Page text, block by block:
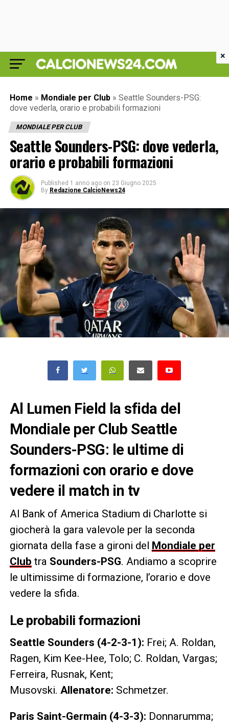
Home » Mondiale per Club » Seattle Sounders-PSG:
dove vederla, orario e probabili formazioni
MONDIALE PER CLUB
Seattle Sounders-PSG: dove vederla,
orario e probabili formazioni
Published 1 anno ago on 23 Giugno 2025
By Redazione CalcioNews24
Al Lumen Field la sfida del
Mondiale per Club Seattle
Sounders-PSG: le ultime di
formazioni con orario e dove
vedere il match in tv
Al Bank of America Stadium di Charlotte si
giocherà la gara valevole per la seconda
giornata della fase a gironi del Mondiale per
Club tra Sounders-PSG. Andiamo a scoprire
le ultimissime di formazione, l’orario e dove
vedere la sfida.
Le probabili formazioni
Seattle Sounders (4-2-3-1): Frei; A. Roldan,
Ragen, Kim Kee-Hee, Tolo; C. Roldan, Vargas;
Ferreira, Rusnak, Kent;
Musovski. Allenatore: Schmetzer.
Paris Saint-Germain (4-3-3): Donnarumma;
×